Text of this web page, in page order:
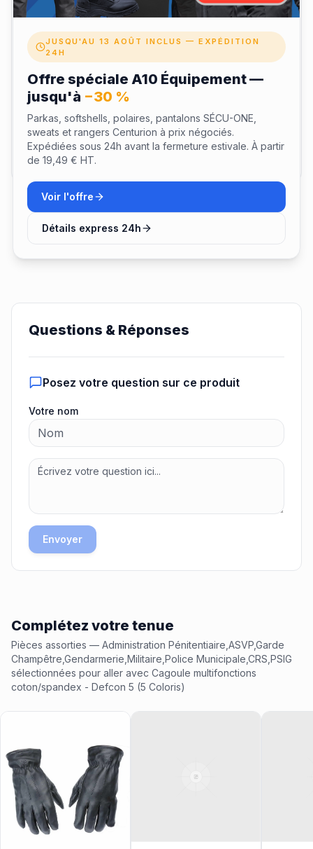
Envoyer mon avis
Questions & Réponses
Posez votre question sur ce produit
Votre nom
Envoyer
Complétez votre tenue
Pièces assorties — Administration Pénitentiaire,ASVP,Garde
Champêtre,Gendarmerie,Militaire,Police Municipale,CRS,PSIG
sélectionnées pour aller avec Cagoule multifonctions
coton/spandex - Defcon 5 (5 Coloris)
JUSQU'AU 13 AOÛT INCLUS — EXPÉDITION
24H
Offre spéciale A10 Équipement —
jusqu'à −30 %
Parkas, softshells, polaires, pantalons SÉCU-ONE,
sweats et rangers Centurion à prix négociés.
Expédiées sous 24h avant la fermeture estivale. À partir
de 19,49 € HT.
Voir l'offre
Détails express 24h